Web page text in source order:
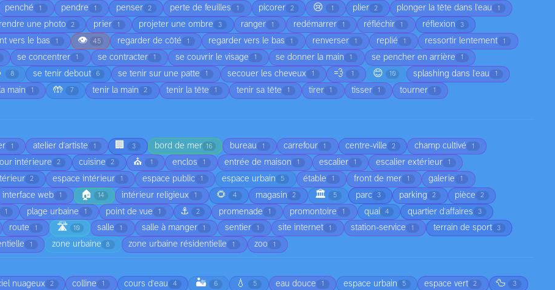
penché 1 pendre 1 penser 2 perte de feuilles 1 picorer 2 😢 1 plier 2 plonger la tête dans l'eau 1
une photo 2 prier 1 projeter une ombre 3 ranger 1 redémarrer 1 réfléchir 1 réflexion 3
vers le bas 1 👁️ 45 regarder de côté 1 regarder vers le bas 1 renverser 1 replié 1 ressortir lentement 1
se concentrer 1 se contracter 1 se couvrir le visage 1 se donner la main 1 se pencher en arrière 1
8 se tenir debout 6 se tenir sur une patte 1 secouer les cheveux 1 💨 1 😊 10 splashing dans l'eau 1
main 1 🤲 7 tenir la main 2 tenir la tête 1 tenir sa tête 1 tirer 1 tisser 1 tourner 1
1 atelier d'artiste 1 🏢 3 bord de mer 16 bureau 1 carrefour 1 centre-ville 2 champ cultivé 1
intérieure 2 cuisine 2 ⛪ 1 enclos 1 entrée de maison 1 escalier 1 escalier extérieur 1
2 espace intérieur 1 espace public 1 espace urbain 5 étable 1 front de mer 1 galerie 1
interface web 1 🏠 14 intérieur religieux 1 🌻 4 magasin 2 🏛️ 5 parc 3 parking 2 pièce 2
1 plage urbaine 1 point de vue 1 ⚓ 2 promenade 1 promontoire 1 quai 4 quartier d'affaires 3
route 1 🛣️ 10 salle 1 salle à manger 1 sentier 1 site internet 1 station-service 1 terrain de sport 3
1 zone urbaine 8 zone urbaine résidentielle 1 zoo 1
nuageux 2 colline 1 cours d'eau 4 🏜️ 6 💧 5 eau douce 1 espace urbain 5 espace vert 2 🦆 3